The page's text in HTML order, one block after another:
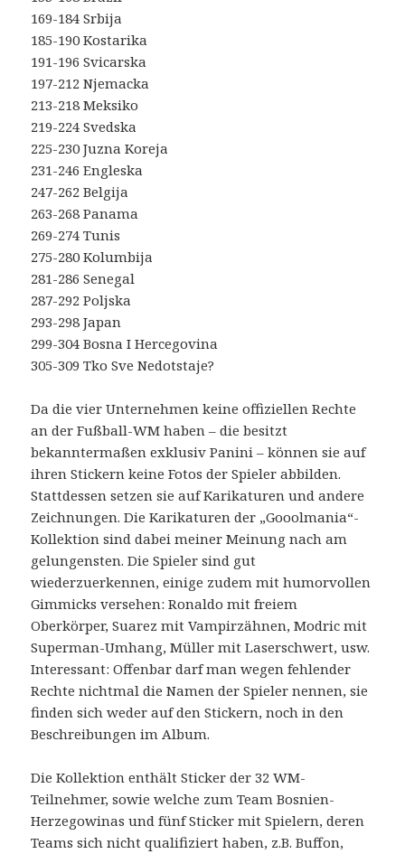
169-184 Srbija
185-190 Kostarika
191-196 Svicarska
197-212 Njemacka
213-218 Meksiko
219-224 Svedska
225-230 Juzna Koreja
231-246 Engleska
247-262 Belgija
263-268 Panama
269-274 Tunis
275-280 Kolumbija
281-286 Senegal
287-292 Poljska
293-298 Japan
299-304 Bosna I Hercegovina
305-309 Tko Sve Nedotstaje?
Da die vier Unternehmen keine offiziellen Rechte
an der Fußball-WM haben – die besitzt
bekanntermaßen exklusiv Panini – können sie auf
ihren Stickern keine Fotos der Spieler abbilden.
Stattdessen setzen sie auf Karikaturen und andere
Zeichnungen. Die Karikaturen der „Gooolmania“-
Kollektion sind dabei meiner Meinung nach am
gelungensten. Die Spieler sind gut
wiederzuerkennen, einige zudem mit humorvollen
Gimmicks versehen: Ronaldo mit freiem
Oberkörper, Suarez mit Vampirzähnen, Modric mit
Superman-Umhang, Müller mit Laserschwert, usw.
Interessant: Offenbar darf man wegen fehlender
Rechte nichtmal die Namen der Spieler nennen, sie
finden sich weder auf den Stickern, noch in den
Beschreibungen im Album.
Die Kollektion enthält Sticker der 32 WM-
Teilnehmer, sowie welche zum Team Bosnien-
Herzegowinas und fünf Sticker mit Spielern, deren
Teams sich nicht qualifiziert haben, z.B. Buffon,